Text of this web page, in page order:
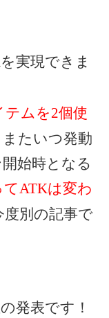
を実現できま
テムを2個使
またいつ発動
始時となる
てATKは変わ
別の記事で
発表です！